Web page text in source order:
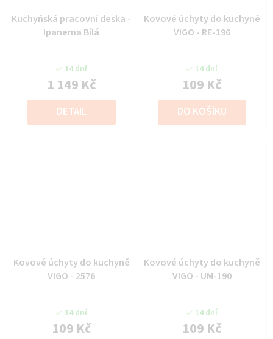
Kuchyňská pracovní deska -
Ipanema Bílá
14 dní
1 149 Kč
DETAIL
Kovové úchyty do kuchyně
VIGO - RE-196
14 dní
109 Kč
DO KOŠÍKU
Kovové úchyty do kuchyně
VIGO - 2576
14 dní
109 Kč
Kovové úchyty do kuchyně
VIGO - UM-190
14 dní
109 Kč